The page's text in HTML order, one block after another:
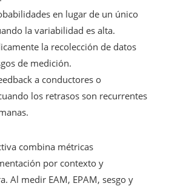
en lugar de un único
la variabilidad es alta.
la recolección de datos
de medición.
a conductores o
los retrasos son recurrentes
combina métricas
por contexto y
Al medir EAM, EPAM, sesgo y